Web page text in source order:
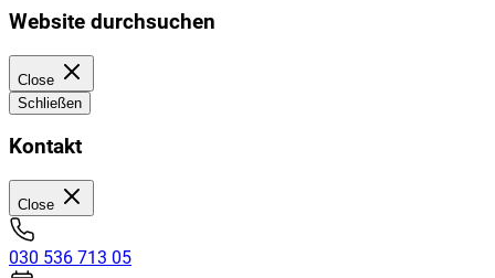
Website durchsuchen
Close
Schließen
Kontakt
Close
030 536 713 05